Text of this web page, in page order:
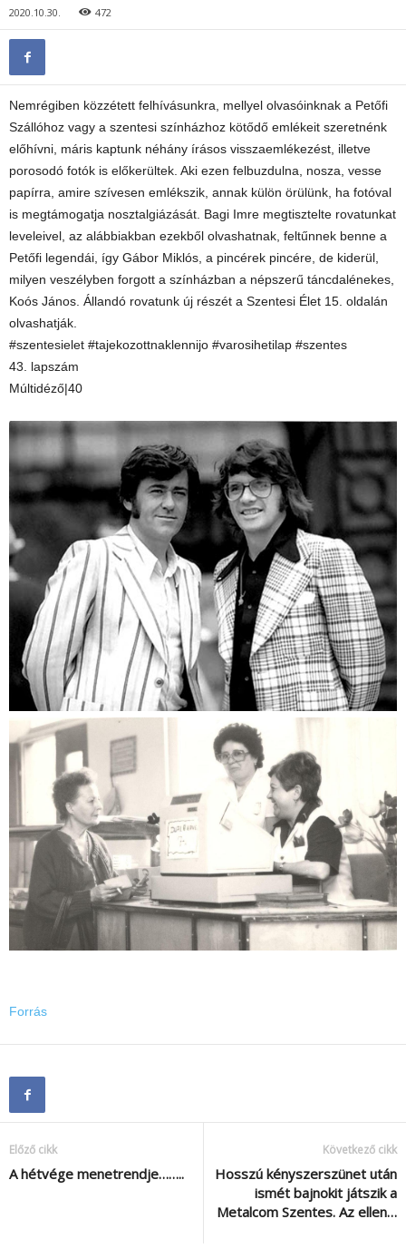
2020.10.30. 472
Nemrégiben közzétett felhívásunkra, mellyel olvasóinknak a Petőfi
Szállóhoz vagy a szentesi színházhoz kötődő emlékeit szeretnénk
előhívni, máris kaptunk néhány írásos visszaemlékezést, illetve
porosodó fotók is előkerültek. Aki ezen felbuzdulna, nosza, vesse
papírra, amire szívesen emlékszik, annak külön örülünk, ha fotóval
is megtámogatja nosztalgiázását. Bagi Imre megtisztelte rovatunkat
leveleivel, az alábbiakban ezekből olvashatnak, feltűnnek benne a
Petőfi legendái, így Gábor Miklós, a pincérek pincére, de kiderül,
milyen veszélyben forgott a színházban a népszerű táncdalénekes,
Koós János. Állandó rovatunk új részét a Szentesi Élet 15. oldalán
olvashatják.
#szentesielet #tajekozottnaklennijo #varosihetilap #szentes
43. lapszám
Múltidéző|40
Forrás
Előző cikk
A hétvége menetrendje……..
Következő cikk
Hosszú kényszerszünet után
ismét bajnokit játszik a
Metalcom Szentes. Az ellen…